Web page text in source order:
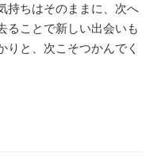
持ちはそのままに、次へ
ることで新しい出会いも
りと、次こそつかんでく